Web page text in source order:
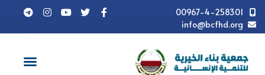
00967-4-258301
info@bcfhd.org
أخبار
بناء الخيرية تُمثل اليمن في المخيم السابع لإدارة